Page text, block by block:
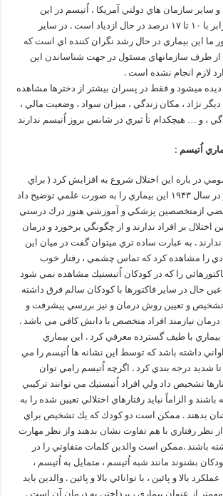
سازمان هاي دولتي آمريكا ، اُتيسم در اين
كشور با نرخ رشدي برابر با ۱۰ تا ۱۷ درصد در حال ازدياد است . در ساير
ما اين بيماري در حال رشد نگران كننده اي است كه
طرف سازمانهاي مسئول در جهت شناساندن اين
لازم انجام نشده است .
ديده ميشود و فقط در پسران بيشتر از دخترها مشاهده
نژاد ، مكان زندگي ، ميزان سواد ، وضعيت مالي ،
، و … هيچكدام تأ ثيري در شانس بروز اُتيسم ندارند
اُتيسم :
در باره اين اختلال شروع به افزايش كرد ( براي
اولين بار دكتر لئو كانر در سال ۱۹۴۳ اين بيماري را به صورت علمي توضيح داد
بعضي ازمتخصصين پزشكي و آموزشي هنوز درك درستي
اختلال بر افراد ندارند و از چگونگي برخورد و درمان
. به عبارت ساده تري ميتوان گفت در ميان اين
را مشاهده كرد كه تماس چشمي ، رفتار خوب
را كه در كودكان اُتيستيك مشاهده نمي شود
حال در ساير فاكتورها با كودكان سالم فرق داشته
تشخيص و تعيين روش درمان و نيز بررسي پيشرفت و
نيازمند افراد متخصص با دانش كافي مي باشد .
با طيف گسترده معرفي كرد . اين بيماري
داشته باشد كه توسط اين نشانه ها اُتيسم را مي
شديد درجه بندي كرد . اگرچه اُتيسم رامي توان
تشخيص داد ولي افراد اُتيستيك مي توانند تركيبي
باشند و الزاماً نبايد رفتارهاي اختلالي تعيين شده را به
بدهند . ممكن است دو كودك كه يك تشخيص براي
نظر رفتاري با هم تفاوت نشان بدهند واز نظر مهارت
باشند .ممكن است والدين كلمات متفاوتي را در
بشنوند مانند شبه اُتيسم ، متمايل به اُتيسم ،
بالا و پائين ، با توانائي بالا و پائين . والدين بايد
از عنوان بيماري ، پرداختن به درمان آن است .